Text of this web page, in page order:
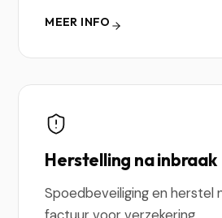
MEER INFO
Herstelling na inbraak
Spoedbeveiliging en herstel